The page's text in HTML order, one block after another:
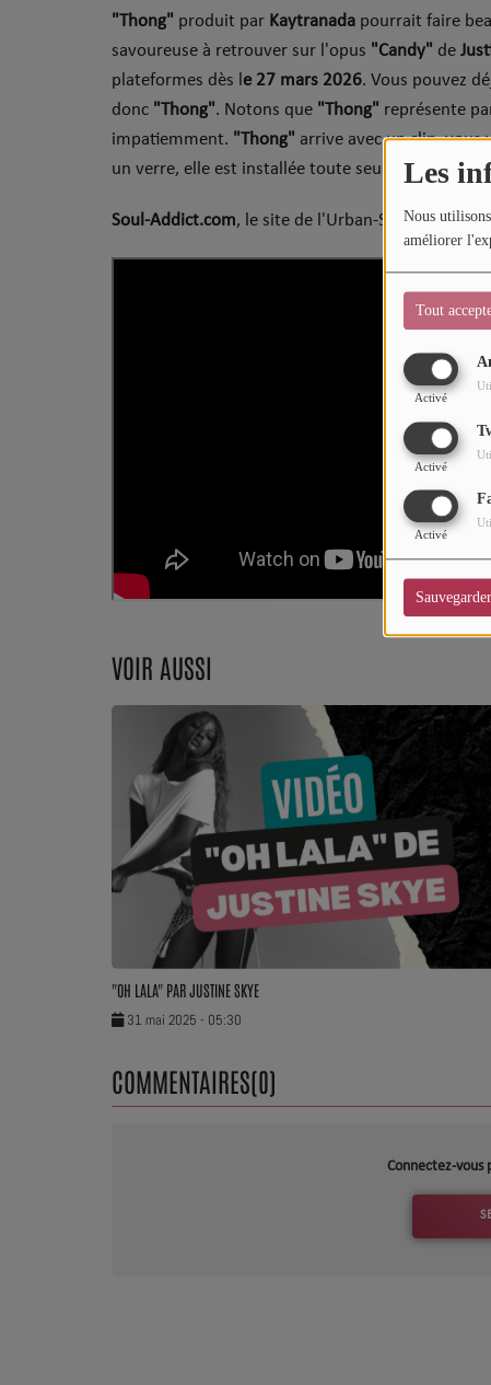
Les
Nous
améliorer
Tout
Activé
Activé
Activé
Sauvegarder
SOUL ADDICT RADIO
Titres diffusés
MY SOUL ADDICT
L'équipe Soul Addict
Service Commercial
"Thong" produit par Kaytranada pourrait faire
savoureuse à retrouver sur l'opus "Candy" de
plateformes dès l e 27 mars 2026. Vous pouvez
donc "Thong". Notons que "Thong" représente
impatiemment. "Thong" arrive avec un clip,
un verre, elle est installée toute seule à une
Soul-Addict.com, le site de l'Urban-Soul Culture
VOIR AUSSI
"OH LALA" PAR JUSTINE SKYE
31 mai 2025 - 05:30
COMMENTAIRES(0)
Connectez-